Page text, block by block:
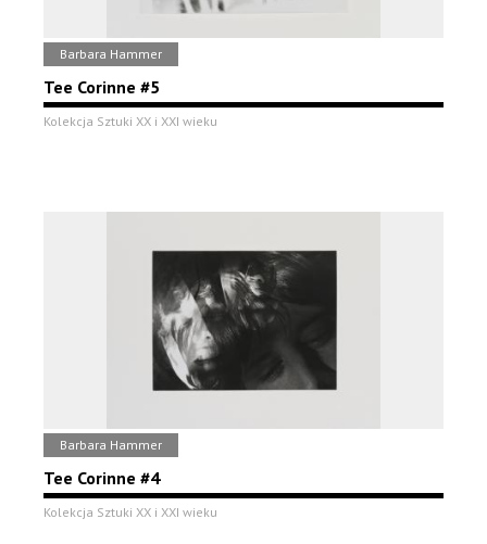
Barbara Hammer
Tee Corinne #5
Kolekcja Sztuki XX i XXI wieku
Barbara Hammer
Tee Corinne #4
Kolekcja Sztuki XX i XXI wieku